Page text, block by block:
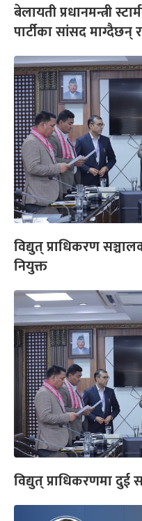
बेलायती प्रधानमन्त्री
पार्टीका सांसद माग्दैछन्
विद्युत् प्राधिकरण
नियुक्त
विद्युत् प्राधिकरणमा दुई